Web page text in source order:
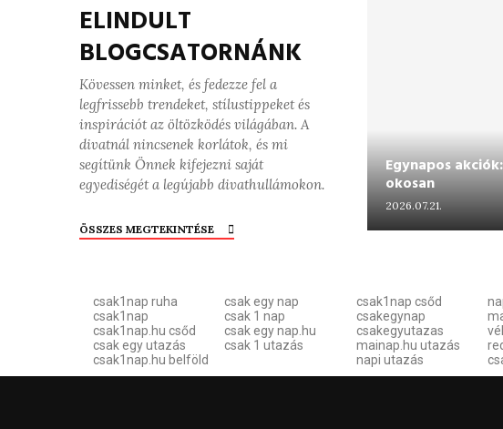
ELINDULT
BLOGCSATORNÁNK
Kövessen minket, és fedezze fel a
legfrissebb trendeket, stílustippeket és
inspirációt az öltözködés világában. A
divatnál nincsenek korlátok, és mi
segítünk Önnek kifejezni saját
egyediségét a legújabb divathullámokon.
ÖSSZES MEGTEKINTÉSE
Egynapos
okosan
2026.07.21.
csak1nap ruha
csak1nap
csak1nap.hu csőd
csak egy utazás
csak1nap.hu belföld
csak egy nap
csak 1 nap
csak egy nap.hu
csak 1 utazás
csak1nap csőd
csakegynap
csakegyutazas
mainap.hu utazás
napi utazás